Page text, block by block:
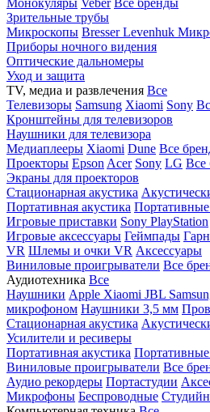
Монокуляры Veber Все бренды
Зрительные трубы
Микроскопы BresserLevenhuk
Приборы ночного видения
Оптические дальномеры
Уход и защита
TV, медиа и развлечения Все
Телевизоры Samsung Xiaomi Sony
Кронштейны для телевизоров
Наушники для телевизора
Медиаплееры Xiaomi Dune Все
Проекторы Epson Acer Sony LG Все
Экраны для проекторов
Стационарная акустика
Портативная акустика
Игровые приставки Sony PlayStation
Игровые аксессуары Геймпады
VR Шлемы и очки VR Аксессуары
Виниловые проигрыватели Все
Аудиотехника Все
Наушники Apple Xiaomi JBL
микрофоном Наушники 3,5 мм
Стационарная акустика
Усилители и ресиверы
Портативная акустика
Виниловые проигрыватели Все
Аудио рекордеры Портастудии
Микрофоны Беспроводные